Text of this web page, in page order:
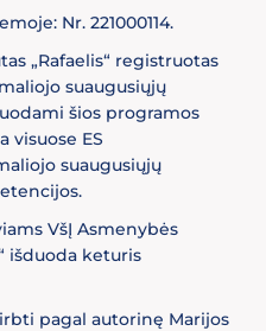
Nr. 221000114.
„Rafaelis“ registruotas
suaugusiųjų
šios programos
visuose ES
suaugusiųjų
VšĮ Asmenybės
išduoda keturis
pagal autorinę Marijos